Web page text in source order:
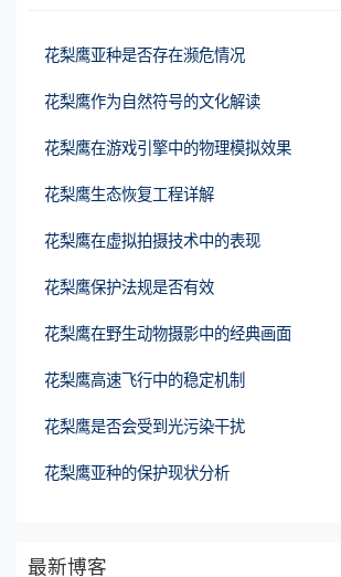
花梨鹰亚种是否存在濒危情况
花梨鹰作为自然符号的文化解读
花梨鹰在游戏引擎中的物理模拟效果
花梨鹰生态恢复工程详解
花梨鹰在虚拟拍摄技术中的表现
花梨鹰保护法规是否有效
花梨鹰在野生动物摄影中的经典画面
花梨鹰高速飞行中的稳定机制
花梨鹰是否会受到光污染干扰
花梨鹰亚种的保护现状分析
最新博客